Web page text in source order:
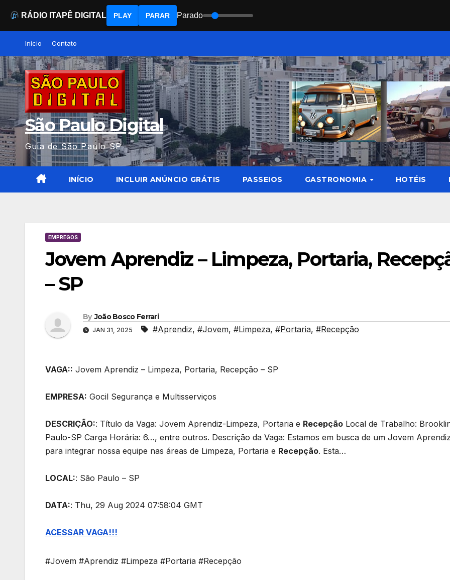
content
Início Contato
São Paulo Digital
Guia de São Paulo SP
INÍCIO INCLUIR ANÚNCIO GRÁTIS PASSEIOS GASTRONOMIA HOTÉIS
EMPREGOS
Jovem Aprendiz – Limpeza, Portaria,
– SP
By João Bosco Ferrari
JAN 31, 2025 #Aprendiz, #Jovem, #Limpeza, #Portaria, #Recepção
VAGA:: Jovem Aprendiz – Limpeza, Portaria, Recepção – SP
EMPRESA: Gocil Segurança e Multisserviços
DESCRIÇÃO:: Título da Vaga: Jovem Aprendiz-Limpeza, Portaria e Recepção Local de Trabalho:
Paulo-SP Carga Horária: 6…, entre outros. Descrição da Vaga: Estamos em busca de um Jovem Aprendiz
para integrar nossa equipe nas áreas de Limpeza, Portaria e Recepção. Esta…
LOCAL:: São Paulo – SP
DATA:: Thu, 29 Aug 2024 07:58:04 GMT
ACESSAR VAGA!!!
#Jovem #Aprendiz #Limpeza #Portaria #Recepção
RÁDIO ITAPÊ DIGITAL PLAY PARAR Parado